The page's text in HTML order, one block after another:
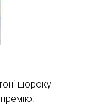
щороку